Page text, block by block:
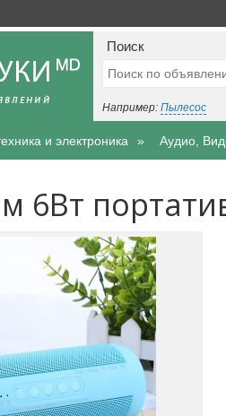
Поиск
Например: Пылесос
и электроника Аудио,
6Вт